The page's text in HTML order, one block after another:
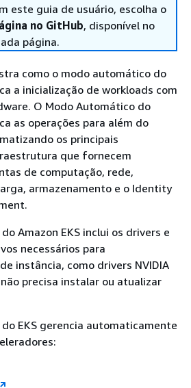
este guia de usuário, escolha o
no GitHub, disponível no
página.
como o modo automático do
a inicialização de workloads com
O Modo Automático do
as operações para além do
os principais
que fornecem
de computação, rede,
armazenamento e o Identity
Amazon EKS inclui os drivers e
necessários para
instância, como drivers NVIDIA
não precisa instalar ou atualizar
EKS gerencia automaticamente